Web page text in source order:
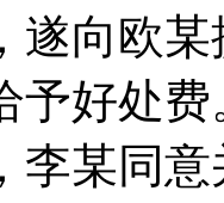
遂向欧
予好处
李某同